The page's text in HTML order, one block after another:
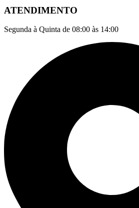
ATENDIMENTO
Segunda à Quinta de 08:00 às 14:00